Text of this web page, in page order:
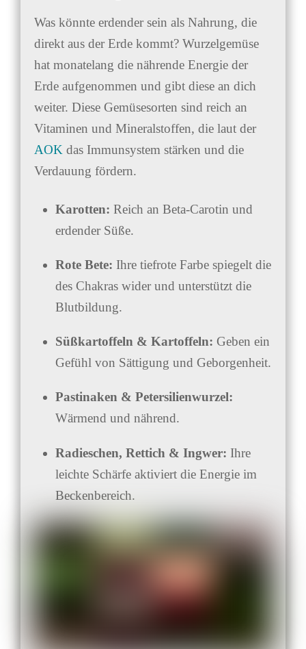
Was könnte erdender sein als Nahrung, die
direkt aus der Erde kommt? Wurzelgemüse
hat monatelang die nährende Energie der
Erde aufgenommen und gibt diese an dich
weiter. Diese Gemüsesorten sind reich an
Vitaminen und Mineralstoffen, die laut der
AOK das Immunsystem stärken und die
Verdauung fördern.
Karotten: Reich an Beta-Carotin und
erdender Süße.
Rote Bete: Ihre tiefrote Farbe spiegelt die
des Chakras wider und unterstützt die
Blutbildung.
Süßkartoffeln & Kartoffeln: Geben ein
Gefühl von Sättigung und Geborgenheit.
Pastinaken & Petersilienwurzel:
Wärmend und nährend.
Radieschen, Rettich & Ingwer: Ihre
leichte Schärfe aktiviert die Energie im
Beckenbereich.